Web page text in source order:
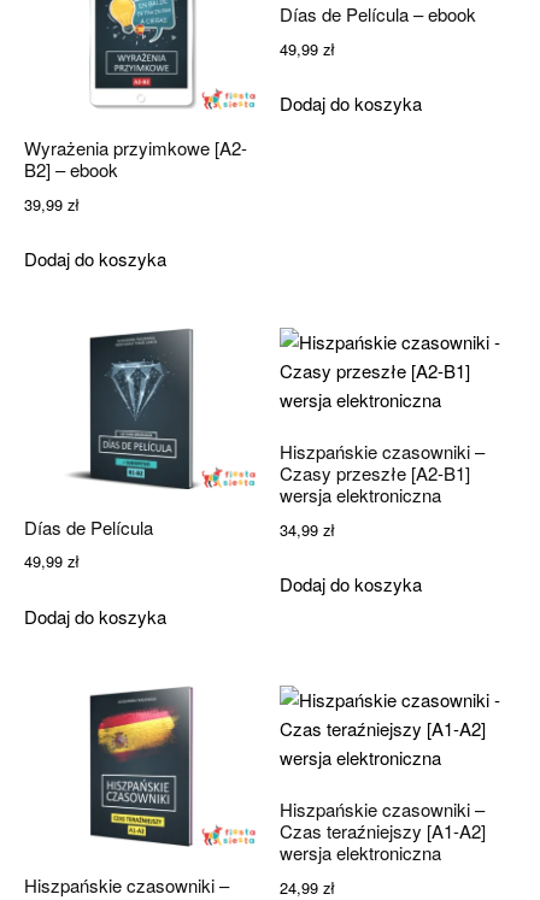
Wyrażenia przyimkowe [A2-
B2] – ebook
39,99 zł
Dodaj do koszyka
Días de Película – ebook
49,99zł
Dodaj do koszyka
Días de Película
49,99 zł
Dodaj do koszyka
Hiszpańskie czasowniki –
Czasy przeszłe [A2-B1]
wersja elektroniczna
34,99zł
Dodaj do koszyka
Hiszpańskie czasowniki –
Hiszpańskie czasowniki –
Czas teraźniejszy [A1-A2]
wersja elektroniczna
24,99zł